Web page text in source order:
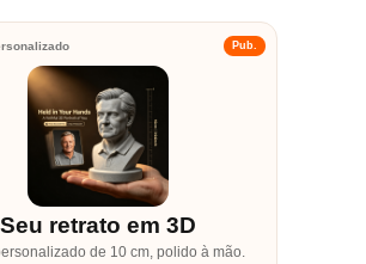
Pub.
Seu retrato em 3D
de 10 cm, polido à mão.